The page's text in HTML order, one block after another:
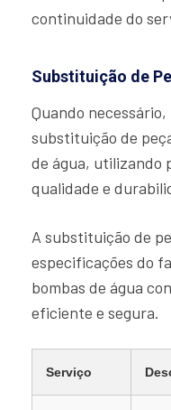
continuidade do
Substituição de
Quando
substituição de
de água, utilizando
qualidade e
A substituição de
especificações do
bombas de água
eficiente e segura.
Serviço